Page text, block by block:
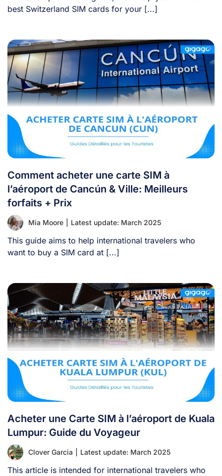
best Switzerland SIM cards for your [...]
Comment acheter une carte SIM à
l’aéroport de Cancún & Ville: Meilleurs
forfaits + Prix
Mia Moore Latest update: March 2025
This guide aims to help international travelers who
want to buy a SIM card at [...]
Acheter une Carte SIM à l’aéroport de Kuala
Lumpur: Guide du Voyageur
Clover Garcia Latest update: March 2025
This article is intended for international travelers who